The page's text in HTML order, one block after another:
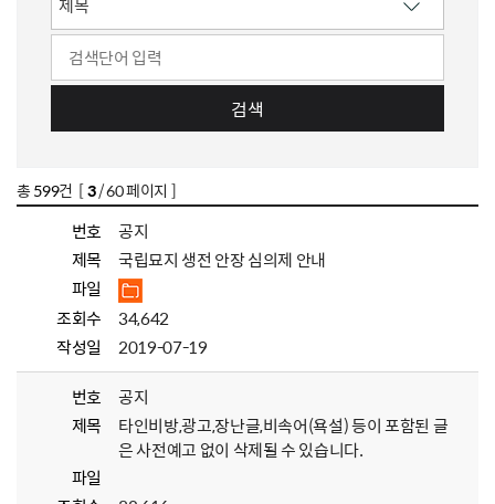
검색
총 599건 [3/ 60 페이지 ]
번호
공지
제목
국립묘지 생전 안장 심의제 안내
파일
조회수
34,642
작성일
2019-07-19
번호
공지
제목
타인비방,광고,장난글,비속어(욕설) 등이 포함된 글
은 사전예고 없이 삭제될 수 있습니다.
파일